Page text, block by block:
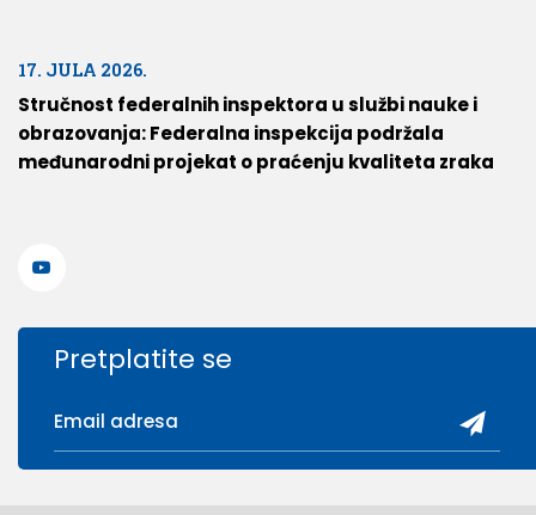
17. JULA 2026.
Stručnost federalnih inspektora u službi nauke i
obrazovanja: Federalna inspekcija podržala
međunarodni projekat o praćenju kvaliteta zraka
Pretplatite se